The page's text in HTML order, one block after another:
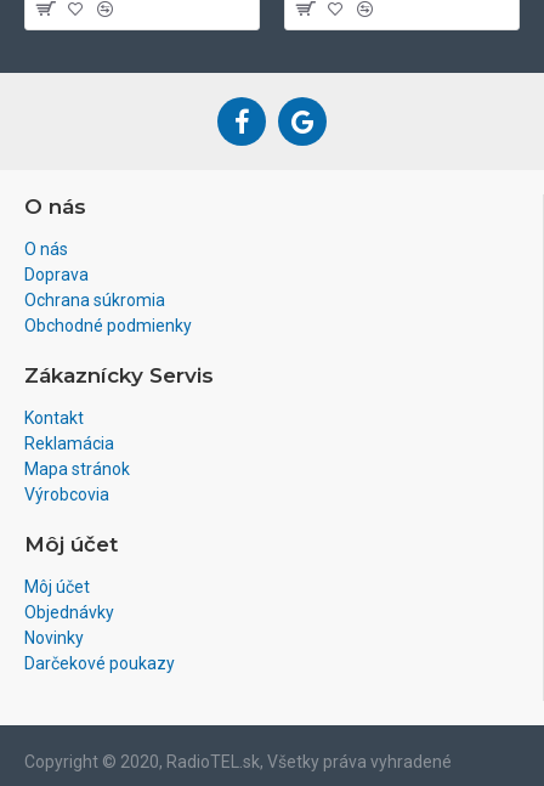
O nás
O nás
Doprava
Ochrana súkromia
Obchodné podmienky
Zákaznícky Servis
Kontakt
Reklamácia
Mapa stránok
Výrobcovia
Môj účet
Môj účet
Objednávky
Novinky
Darčekové poukazy
Copyright © 2020, RadioTEL.sk, Všetky práva vyhradené